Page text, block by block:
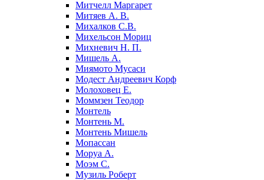
Митчелл Маргарет
Митяев А. В.
Михалков С.В.
Михельсон Мориц
Михневич Н. П.
Мишель А.
Миямото Мусаси
Модест Андреевич Корф
Молоховец Е.
Моммзен Теодор
Монтель
Монтень М.
Монтень Мишель
Мопассан
Моруа А.
Моэм С.
Музиль Роберт